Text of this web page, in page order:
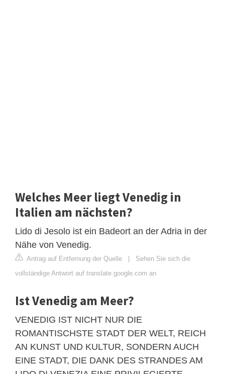
Welches Meer liegt Venedig in
Italien am nächsten?
Lido di Jesolo ist ein Badeort an der Adria in der
Nähe von Venedig.
Antrag auf Entfernung der Quelle | Sehen Sie sich die
vollständige Antwort auf translate.google.com an
Ist Venedig am Meer?
VENEDIG IST NICHT NUR DIE
ROMANTISCHSTE STADT DER WELT, REICH
AN KUNST UND KULTUR, SONDERN AUCH
EINE STADT, DIE DANK DES STRANDES AM